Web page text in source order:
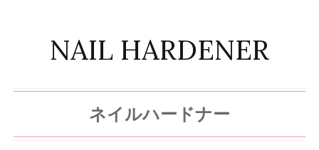
NAIL HARDENER
ネイルハードナー